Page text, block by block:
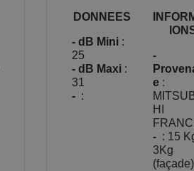
DONNEES
- dB Mini :
25
- dB Maxi :
31
- :
-
e :
HI
- : 15
3Kg